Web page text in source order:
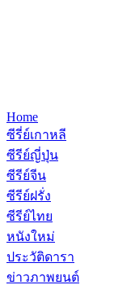
Home
ซีรี่ย์เกาหลี
ซีรีย์ญี่ปุ่น
ซีรีย์จีน
ซีรีย์ฝรั่ง
ซีรีย์ไทย
หนังใหม่
ประวัติดารา
ข่าวภาพยนต์